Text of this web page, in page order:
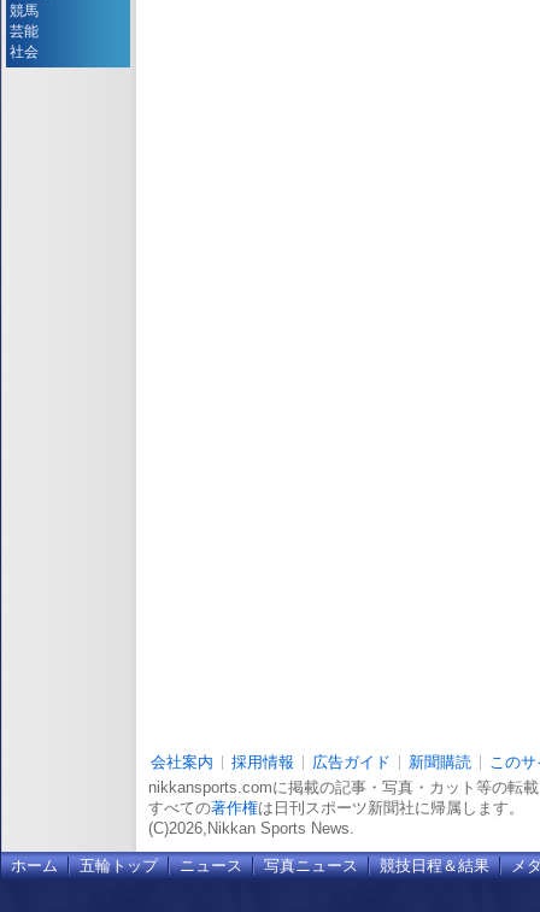
競馬
芸能
社会
会社案内 採用情報 広告ガイド 新聞購読
この
nikkansports.comに掲載の記事・写真・カット等の転
すべての著作権は日刊スポーツ新聞社に帰属します。
(C)2026,Nikkan Sports News.
ホーム 五輪トップ ニュース 写真ニュース 競技日程＆結果 メ